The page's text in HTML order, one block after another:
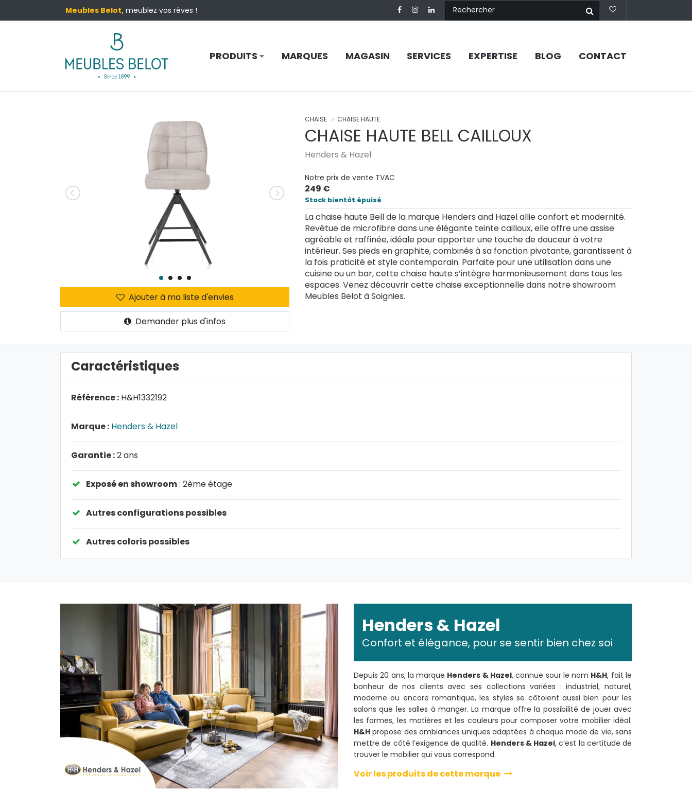
Meubles Belot, meublez vos rêves !
PRODUITS MARQUES MAGASIN SERVICES EXPERTISE BLOG CONTACT
Ajouter à ma liste d'envies
Demander plus d'infos
CHAISE CHAISE HAUTE
CHAISE HAUTE BELL CAILLOUX
Henders & Hazel
Notre prix de vente TVAC
249 €
Stock bientôt épuisé
La chaise haute Bell de la marque Henders and Hazel allie confort et modernité.
Revêtue de microfibre dans une élégante teinte cailloux, elle offre une assise
agréable et raffinée, idéale pour apporter une touche de douceur à votre
intérieur. Ses pieds en graphite, combinés à sa fonction pivotante, garantissent à
la fois praticité et style contemporain. Parfaite pour une utilisation dans une
cuisine ou un bar, cette chaise haute s’intègre harmonieusement dans tous les
espaces. Venez découvrir cette chaise exceptionnelle dans notre showroom
Meubles Belot à Soignies.
Caractéristiques
Référence : H&H1332192
Marque : Henders & Hazel
Garantie :2 ans
Exposé en showroom: 2ème étage
Autres configurations possibles
Autres coloris possibles
Henders & Hazel
Confort et élégance, pour se sentir bien chez soi
Depuis 20 ans, la marque Henders & Hazel, connue sour le nom H&H, fait le
bonheur de nos clients avec ses collections variées : industriel, naturel,
moderne ou encore romantique, les styles se côtoient aussi bien pour les
salons que les salles à manger. La marque offre la possibilité de jouer avec
les formes, les matières et les couleurs pour composer votre mobilier idéal.
H&H propose des ambiances uniques adaptées à chaque mode de vie, sans
mettre de côté l’exigence de qualité. Henders & Hazel, c’est la certitude de
trouver le mobilier qui vous correspond.
Voir les produits de cette marque